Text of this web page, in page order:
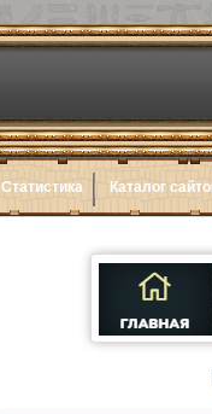
Статистика Каталог